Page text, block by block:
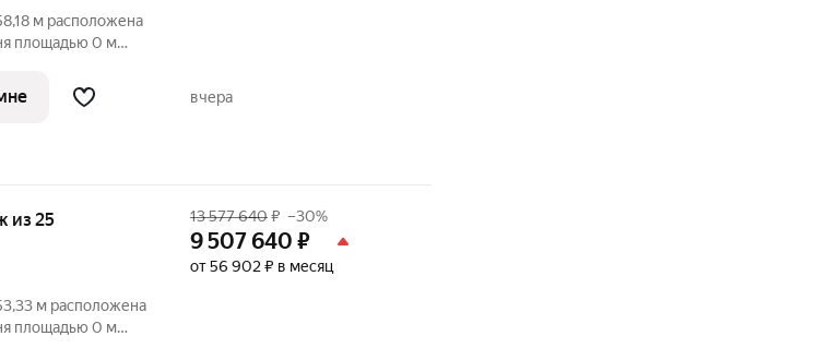
м расположена
площадью 0 м
комфортное
вчера
из 25
м расположена
площадью 0 м
13 577 640₽ –30%
9 507 640 ₽
от 56 902 ₽ в месяц